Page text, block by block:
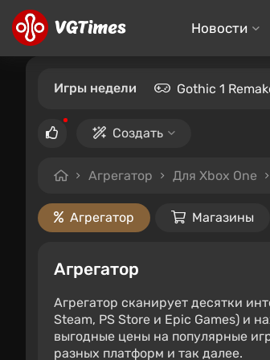
Новости
Игры недели Gothic 1
Создать
Агрегатор Для Xbox One
Агрегатор Магазины
Агрегатор
Агрегатор сканирует десятки
Steam, PS Store и Epic Games) и
выгодные цены на популярные
разных платформ и так далее.